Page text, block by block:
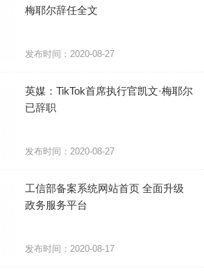
梅耶尔辞任全文
发布时间：2020-08-27
英媒：TikTok首席执行官凯文·梅耶尔
已辞职
发布时间：2020-08-27
工信部备案系统网站首页 全面升级
政务服务平台
发布时间：2020-08-17